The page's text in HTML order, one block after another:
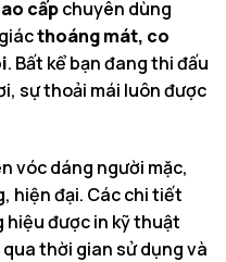
cấpchuyên dùng
thoáng mát, co
. Bất kể bạn đang thi đấu
sự thoải mái luôn được
vóc dáng người mặc,
hiện đại. Các chi tiết
được in kỹ thuật
qua thời gian sử dụng và